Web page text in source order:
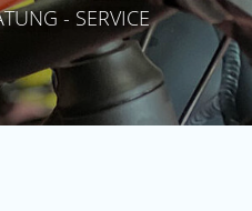
- SERVICE